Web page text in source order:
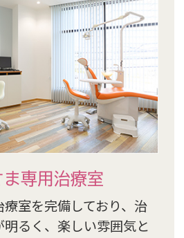
ま専用治療室
室を完備しており、治
るく、楽しい雰囲気と